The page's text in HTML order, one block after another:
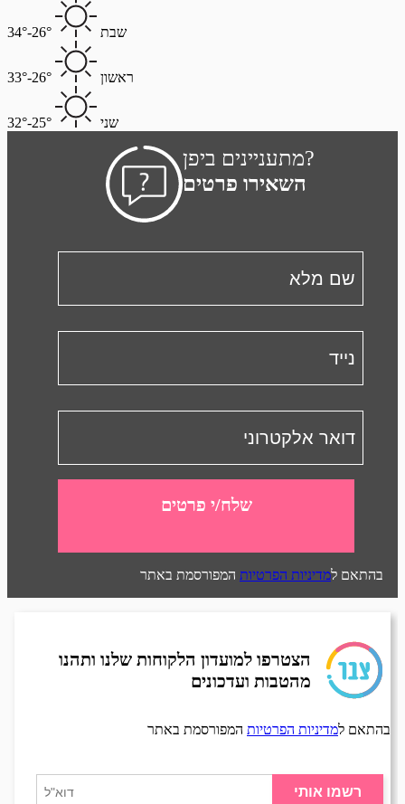
שבת 26°-34°
ראשון 26°-33°
שני 25°-32°
מתעניינים ביפן?
השאירו פרטים
שלח/י פרטים
בהתאם למדיניות הפרטיות המפורסמת באתר
הצטרפו למועדון הלקוחות שלנו ותהנו
מהטבות ועדכונים
בהתאם למדיניות הפרטיות המפורסמת באתר
רשמו אותי